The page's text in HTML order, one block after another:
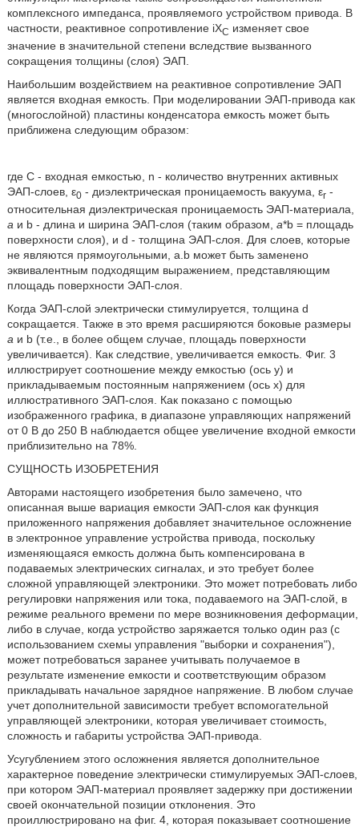
комплексного импеданса, проявляемого устройством привода. В
частности, реактивное сопротивление iXC изменяет свое
значение в значительной степени вследствие вызванного
сокращения толщины (слоя) ЭАП.
Наибольшим воздействием на реактивное сопротивление ЭАП
является входная емкость. При моделировании ЭАП-привода как
(многослойной) пластины конденсатора емкость может быть
приближена следующим образом:
где С - входная емкостью, n - количество внутренних активных
ЭАП-слоев, ε0- диэлектрическая проницаемость вакуума, εr-
относительная диэлектрическая проницаемость ЭАП-материала,
а и b - длина и ширина ЭАП-слоя (таким образом, а*b = площадь
поверхности слоя), и d - толщина ЭАП-слоя. Для слоев, которые
не являются прямоугольными, а.b может быть заменено
эквивалентным подходящим выражением, представляющим
площадь поверхности ЭАП-слоя.
Когда ЭАП-слой электрически стимулируется, толщина d
сокращается. Также в это время расширяются боковые размеры
а и b (т.е., в более общем случае, площадь поверхности
увеличивается). Как следствие, увеличивается емкость. Фиг. 3
иллюстрирует соотношение между емкостью (ось y) и
прикладываемым постоянным напряжением (ось х) для
иллюстративного ЭАП-слоя. Как показано с помощью
изображенного графика, в диапазоне управляющих напряжений
от 0 В до 250 В наблюдается общее увеличение входной емкости
приблизительно на 78%.
СУЩНОСТЬ ИЗОБРЕТЕНИЯ
Авторами настоящего изобретения было замечено, что
описанная выше вариация емкости ЭАП-слоя как функция
приложенного напряжения добавляет значительное осложнение
в электронное управление устройства привода, поскольку
изменяющаяся емкость должна быть компенсирована в
подаваемых электрических сигналах, и это требует более
сложной управляющей электроники. Это может потребовать либо
регулировки напряжения или тока, подаваемого на ЭАП-слой, в
режиме реального времени по мере возникновения деформации,
либо в случае, когда устройство заряжается только один раз (с
использованием схемы управления "выборки и сохранения"),
может потребоваться заранее учитывать получаемое в
результате изменение емкости и соответствующим образом
прикладывать начальное зарядное напряжение. В любом случае
учет дополнительной зависимости требует вспомогательной
управляющей электроники, которая увеличивает стоимость,
сложность и габариты устройства ЭАП-привода.
Усугублением этого осложнения является дополнительное
характерное поведение электрически стимулируемых ЭАП-слоев,
при котором ЭАП-материал проявляет задержку при достижении
своей окончательной позиции отклонения. Это
проиллюстрировано на фиг. 4, которая показывает соотношение